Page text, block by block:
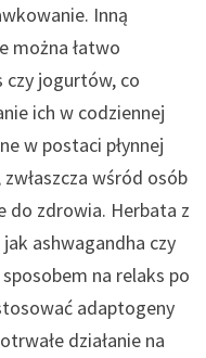
Inną
można łatwo
jogurtów, co
ich w codziennej
w postaci płynnej
wśród osób
do zdrowia. Herbata z
ashwagandha czy
na relaks po
adaptogeny
działanie na